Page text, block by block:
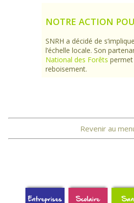
NOTRE ACTION
SNRH a décidé de
l’échelle locale. Son
National des Forêts
reboisement.
Revenir au